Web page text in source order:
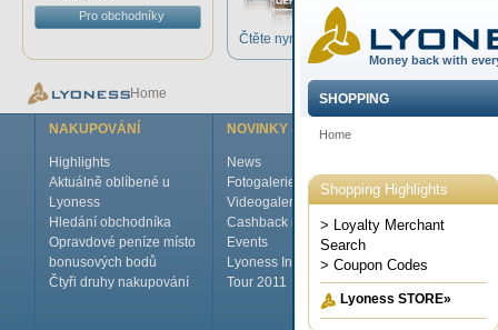
Pro obchodníky
Čtěte nyní online >
Home
NAKUPOVÁNÍ
Highlights
Aktuálně oblíbené u
Lyoness
Hledání obchodníka
Opravdové peníze místo
bonusových bodů
Čtyři druhy nakupování
NOVINKY & AKCE
News
Fotogalerie
Videogalerie
Cashback magazín
Events
Lyoness International
Tour 2011
Mezinárodní
Management
TOP pracovní
Kontakt
FAQ